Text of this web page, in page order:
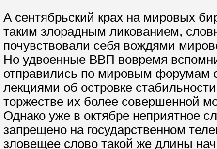
А сентябрьский крах на мировых
таким злорадным ликованием,
почувствовали себя вождями
Но удвоенные ВВП вовремя
отправились по мировым форумам
лекциями об островке
торжестве их более совершенной
Однако уже в октябре неприятное
запрещено на государственном
зловещее слово такой же длины